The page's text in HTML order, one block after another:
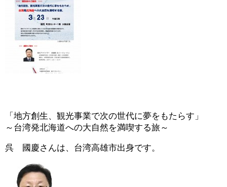
「地方創生、観光事業で次の世代に夢をもたらす」
～台湾発北海道への大自然を満喫する旅～
呉 國慶さんは、台湾高雄市出身です。